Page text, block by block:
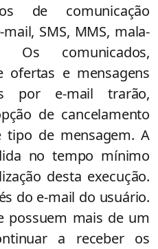
de comunicação
SMS, MMS, mala-
comunicados,
ofertas e mensagens
por e-mail trarão,
de cancelamento
tipo de mensagem. A
no tempo mínimo
desta execução.
do e-mail do usuário.
possuem mais de um
a receber os